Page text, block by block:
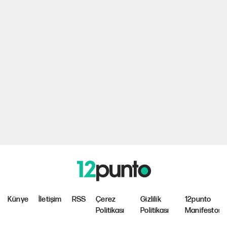
Künye İletişim RSS
Çerez
Politikası
Gizlilik
Politikası
12punto
Manifestosu